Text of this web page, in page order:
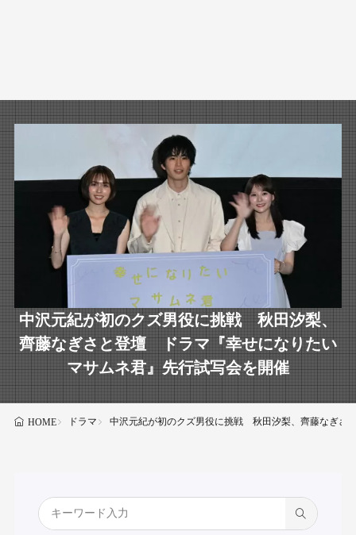
中沢元紀が初のクズ男役に挑戦 秋田汐梨、
齊藤なぎさと登壇 ドラマ『幸せになりたい
マサムネ君』先行試写会を開催
HOME ドラマ 中沢元紀が初のクズ男役に挑戦 秋田汐梨、齊藤なぎさ